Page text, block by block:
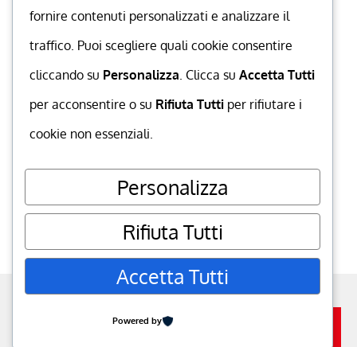
powered byMuccaGialla.com. P.IVA
06350120652
fornire contenuti personalizzati e analizzare il
traffico. Puoi scegliere quali cookie consentire
cliccando su Personalizza. Clicca su Accetta Tutti
per acconsentire o su Rifiuta Tutti per rifiutare i
cookie non essenziali.
Personalizza
Rifiuta Tutti
Accetta Tutti
Powered by